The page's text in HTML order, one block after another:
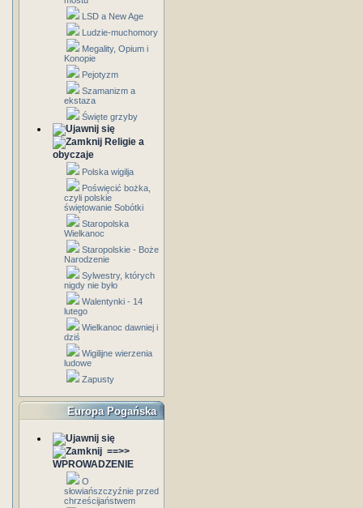
LSD a New Age
Ludzie-muchomory
Megality, Opium i
Konopie
Pejotyzm
Szamanizm a
ekstaza
Święte grzyby
Religie a
obyczaje
Polska wigilja
Poświęcić bożka,
czyli polskie
świętowanie Sobótki
Staropolska
Wielkanoc
Staropolskie - Boże
Narodzenie
Sylwestry, których
nigdy nie było
Walentynki - 14
lutego
Wielkanoc dawniej i
dziś
Wigilijne wierzenia
ludowe
Zapusty
Europa Pogańska
==>>
WPROWADZENIE
O
słowiańszczyźnie przed
chrześcijaństwem